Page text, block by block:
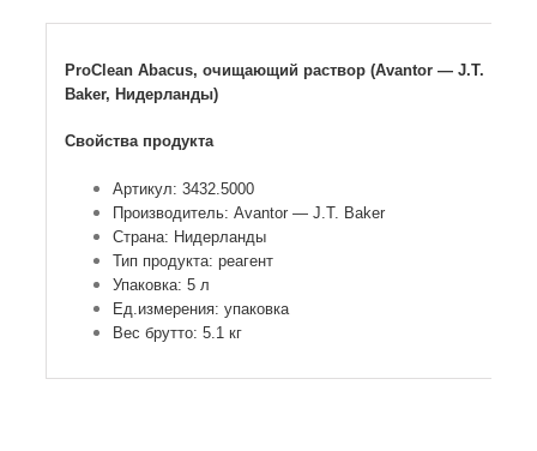
ProClean Abacus, очищающий раствор (Avantor — J.T.
Baker, Нидерланды)
Свойства продукта
Артикул: 3432.5000
Производитель: Avantor — J.T. Baker
Страна: Нидерланды
Тип продукта: реагент
Упаковка: 5 л
Ед.измерения: упаковка
Вес брутто: 5.1 кг